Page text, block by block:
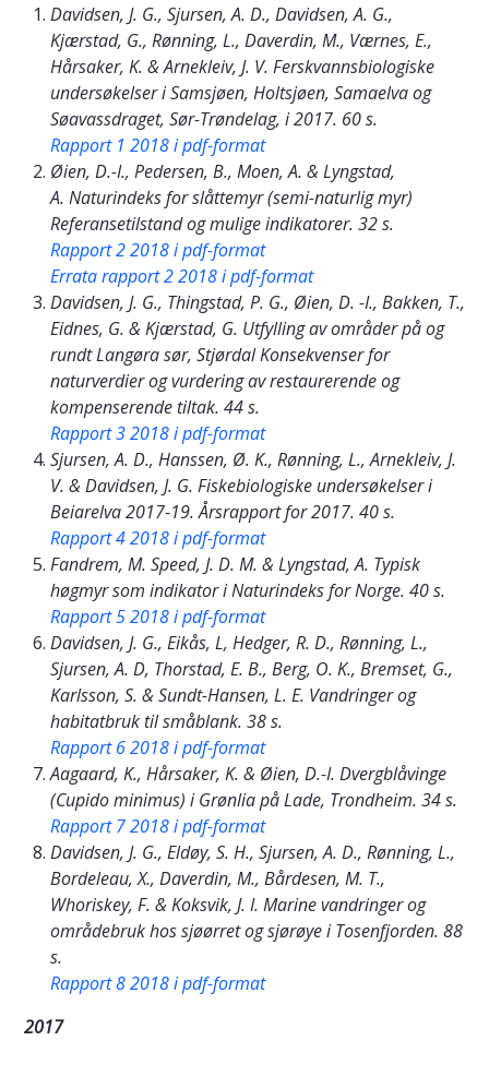
Davidsen, J. G., Sjursen, A. D., Davidsen, A. G.,
Kjærstad, G., Rønning, L., Daverdin, M., Værnes, E.,
Hårsaker, K. & Arnekleiv, J. V. Ferskvannsbiologiske
undersøkelser i Samsjøen, Holtsjøen, Samaelva og
Søavassdraget, Sør-Trøndelag, i 2017. 60 s.
Rapport 1 2018 i pdf-format
Øien, D.-I., Pedersen, B., Moen, A. & Lyngstad,
A. Naturindeks for slåttemyr (semi-naturlig myr)
Referansetilstand og mulige indikatorer. 32 s.
Rapport 2 2018 i pdf-format
Errata rapport 2 2018 i pdf-format
Davidsen, J. G., Thingstad, P. G., Øien, D. -I., Bakken, T.,
Eidnes, G. & Kjærstad, G. Utfylling av områder på og
rundt Langøra sør, Stjørdal Konsekvenser for
naturverdier og vurdering av restaurerende og
kompenserende tiltak. 44 s.
Rapport 3 2018 i pdf-format
Sjursen, A. D., Hanssen, Ø. K., Rønning, L., Arnekleiv, J.
V. & Davidsen, J. G. Fiskebiologiske undersøkelser i
Beiarelva 2017-19. Årsrapport for 2017. 40 s.
Rapport 4 2018 i pdf-format
Fandrem, M. Speed, J. D. M. & Lyngstad, A. Typisk
høgmyr som indikator i Naturindeks for Norge. 40 s.
Rapport 5 2018 i pdf-format
Davidsen, J. G., Eikås, L, Hedger, R. D., Rønning, L.,
Sjursen, A. D, Thorstad, E. B., Berg, O. K., Bremset, G.,
Karlsson, S. & Sundt-Hansen, L. E. Vandringer og
habitatbruk til småblank. 38 s.
Rapport 6 2018 i pdf-format
Aagaard, K., Hårsaker, K. & Øien, D.-I. Dvergblåvinge
(Cupido minimus) i Grønlia på Lade, Trondheim. 34 s.
Rapport 7 2018 i pdf-format
Davidsen, J. G., Eldøy, S. H., Sjursen, A. D., Rønning, L.,
Bordeleau, X., Daverdin, M., Bårdesen, M. T.,
Whoriskey, F. & Koksvik, J. I. Marine vandringer og
områdebruk hos sjøørret og sjørøye i Tosenfjorden. 88
s.
Rapport 8 2018 i pdf-format
2017